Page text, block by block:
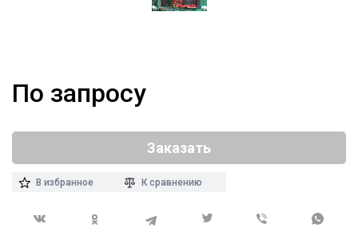
По запросу
Заказать
В избранное К сравнению